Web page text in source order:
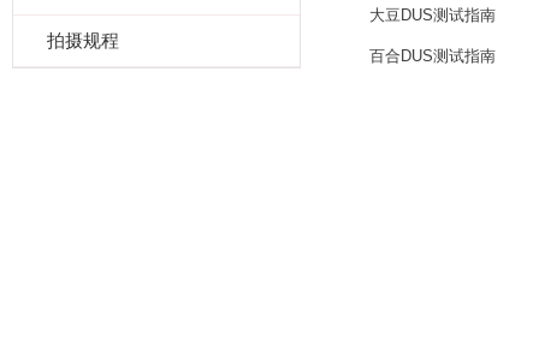
拍摄规程
大豆DUS测试指南
百合DUS测试指南